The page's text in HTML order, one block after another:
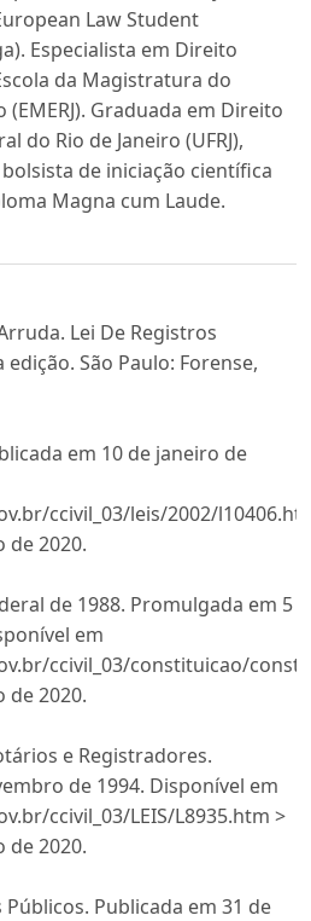
Law Student
Especialista em Direito
da Magistratura do
(EMERJ). Graduada em Direito
do Rio de Janeiro (UFRJ),
de iniciação científica
Magna cum Laude.
Lei De Registros
São Paulo: Forense,
em 10 de janeiro de
ccivil_03/leis/2002/
de 2020.
de 1988. Promulgada em 5
em
ccivil_03/constituicao/
de 2020.
e Registradores.
de 1994. Disponível em
ccivil_03/LEIS/L8935.htm >
de 2020.
Públicos. Publicada em 31 de